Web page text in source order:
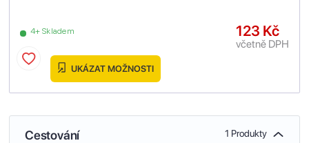
4+ Skladem 123 Kč
včetně DPH
UKÁZAT MOŽNOSTI
Cestování 1 Produkty